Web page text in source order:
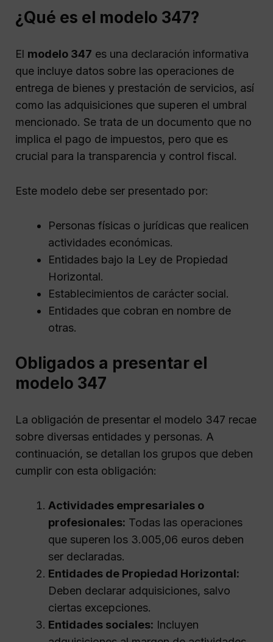
¿Qué es el modelo 347?
El modelo 347 es una declaración informativa
que incluye datos sobre las operaciones de
entrega de bienes y prestación de servicios, así
como las adquisiciones que superen el umbral
mencionado. Se trata de un documento que no
implica el pago de impuestos, pero que es
crucial para la transparencia y control fiscal.
Este modelo debe ser presentado por:
Personas físicas o jurídicas que realicen
actividades económicas.
Entidades bajo la Ley de Propiedad
Horizontal.
Establecimientos de carácter social.
Entidades que cobran en nombre de
otras.
Obligados a presentar el
modelo 347
La obligación de presentar el modelo 347 recae
sobre diversas entidades y personas. A
continuación, se detallan los grupos que deben
cumplir con esta obligación:
Actividades empresariales o
profesionales: Todas las operaciones
que superen los 3.005,06 euros deben
ser declaradas.
Entidades de Propiedad Horizontal:
Deben declarar adquisiciones, salvo
ciertas excepciones.
Entidades sociales: Incluyen